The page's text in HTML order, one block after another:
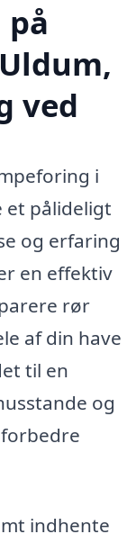
ved
i
et pålideligt
og erfaring
en effektiv
rør
af din have
til en
og
indhente